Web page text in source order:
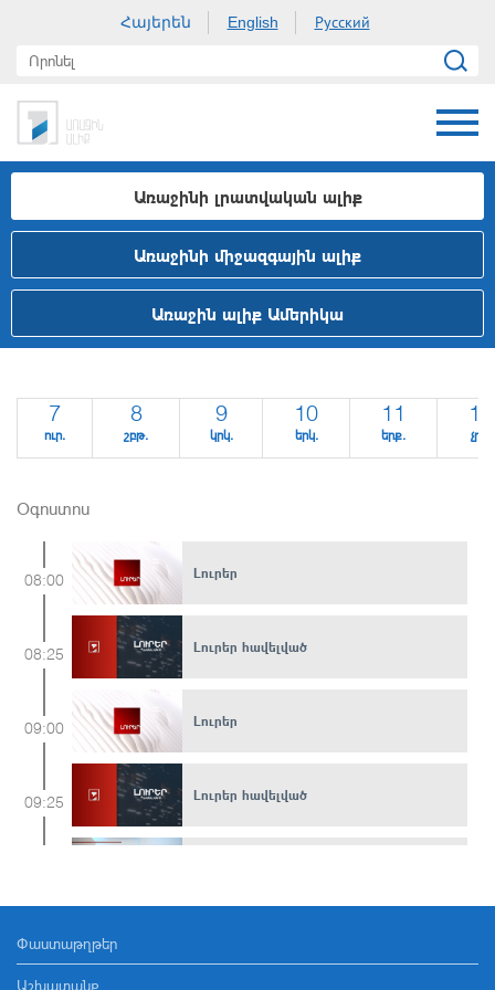
Հայերեն English Русский
Առաջինի լրատվական ալիք
Առաջինի միջազգային ալիք
Առաջին ալիք Ամերիկա
7
ուր.
8
շբթ.
9
կրկ.
10
երկ.
11
երք.
12
չրք.
Օգոստոս
Լուրեր
08:00
Լուրեր հավելված
08:25
Լուրեր
09:00
Լուրեր հավելված
09:25
10:00
Փաստաթղթեր
Աշխատանք